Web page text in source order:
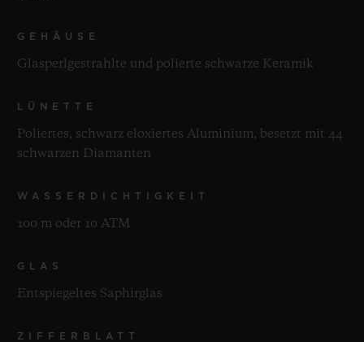
GEHÄUSE
Glasperlgestrahlte und polierte schwarze Keramik
LÜNETTE
Poliertes, schwarz eloxiertes Aluminium, besetzt mit 44
schwarzen Diamanten
WASSERDICHTIGKEIT
100 m oder 10 ATM
GLAS
Entspiegeltes Saphirglas
ZIFFERBLATT